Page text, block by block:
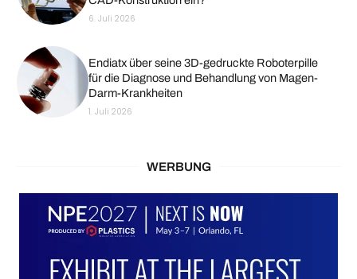
6. Juli 2026
Endiatx über seine 3D-gedruckte Roboterpille
für die Diagnose und Behandlung von Magen-
Darm-Krankheiten
1. Juli 2026
WERBUNG